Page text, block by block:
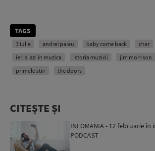
TAGS
3 iulie andrei paleu baby come back cher
ieri si azi in muzica
istoria muzicii jim morrison
primele stiri
the doors
CITEȘTE ȘI
INFOMANIA • 12 februarie în
PODCAST